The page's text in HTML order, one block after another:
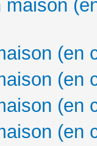
(en
(en
(en
(en